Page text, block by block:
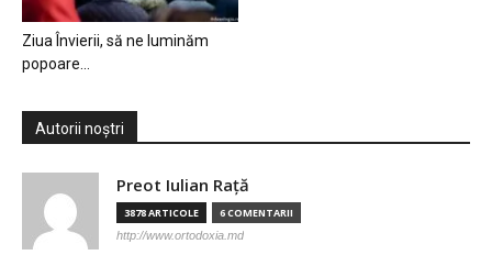
Ziua Învierii, să ne luminăm
popoare…
Autorii noștri
Preot Iulian Raţă
3878 ARTICOLE 6 COMENTARII
http://www.ortodoxia.md